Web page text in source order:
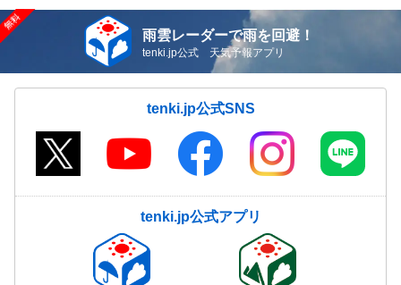
雨雲レーダーで雨を回避！
tenki.jp公式 天気予報アプリ
tenki.jp公式SNS
tenki.jp公式アプリ